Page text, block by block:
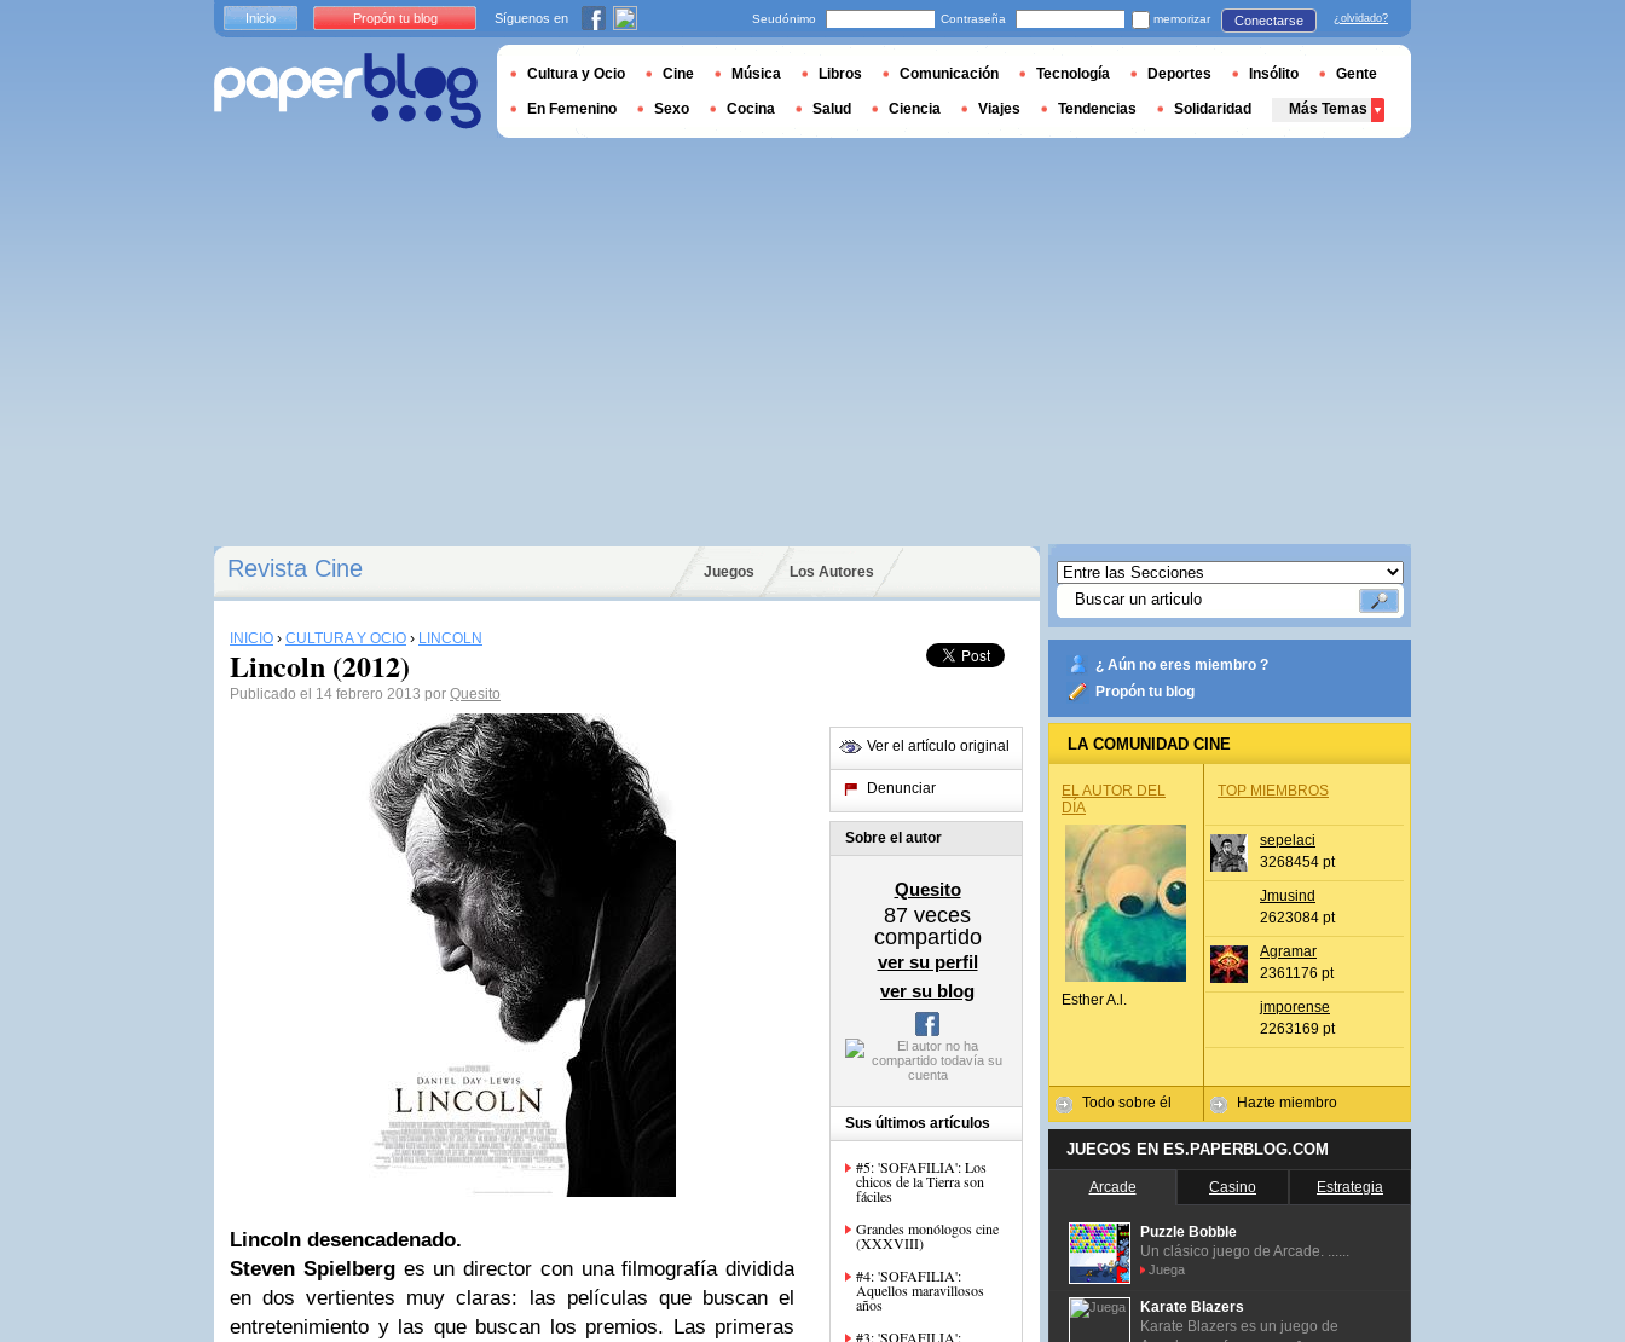
Revista Cine Juegos Los Autores
INICIO › CULTURA Y OCIO › LINCOLN
Lincoln (2012)
Publicado el 14 febrero 2013 por Quesito
Lincoln desencadenado.
Steven Spielberges un director con una filmografía dividida
en dos vertientes muy claras: las películas que buscan el
entretenimiento y las que buscan los premios. Las primeras
Ver el artículo original
Denunciar
Sobre el autor
Quesito
87 veces
compartido
ver su perfil
ver su blog
Sus últimos artículos
#5: 'SOFAFILIA': Los
chicos de la Tierra son
fáciles
Grandes monólogos cine
(XXXVIII)
#4: 'SOFAFILIA':
Aquellos maravillosos
años
#3: 'SOFAFILIA':
¿ Aún no eres miembro ?
Propón tu blog
LA COMUNIDAD CINE
EL AUTOR DEL
DÍA
Esther A.l.
Todo sobre él
TOP MIEMBROS
sepelaci
3268454 pt
Jmusind
2623084 pt
Agramar
2361176 pt
jmporense
2263169 pt
Hazte miembro
JUEGOS EN ES.PAPERBLOG.COM
Arcade Casino Estrategia
Puzzle Bobble
Un clásico juego de Arcade. ......
Juega
Karate Blazers
Karate Blazers es un juego de
Inicio Propón tu blog Síguenos en Seudónimo Contraseña memorizar Conectarse ¿olvidado?
Cultura y Ocio Cine Música Libros Comunicación Tecnología Deportes Insólito Gente
En Femenino Sexo Cocina Salud Ciencia Viajes Tendencias Solidaridad Más Temas